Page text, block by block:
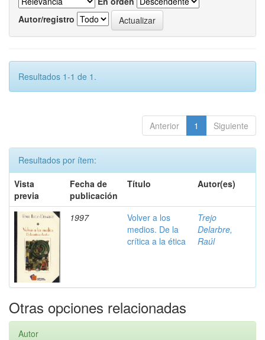
Autor/registro
Resultados 1-1 de 1.
Anterior 1 Siguiente
Resultados por ítem:
Vista
previa
Fecha de
publicación
Título Autor(es)
1997
Volver a los
medios. De la
crítica a la ética
Trejo
Delarbre,
Raúl
Otras opciones relacionadas
Autor